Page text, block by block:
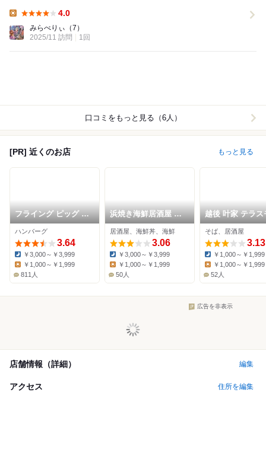
4.0
みらべりぃ （7）
2025/11 訪問
1回
口コミをもっと見る（6人）
[PR] 近くのお店 もっと見る
フライング ピッグ 松
戸本店
ハンバーグ
3.64
Dinner:
￥3,000～￥3,999
￥1,000～￥1,999
811人
浜焼き海鮮居酒屋 大
庄水産 新松戸西口店
居酒屋、海鮮丼、海鮮
3.06
Dinner:
￥3,000～￥3,999
Lunch:
￥1,000～￥1,999
50人
越後 叶家 テラス
ル松戸店
そば、居酒屋
3.13
Dinner:
￥1,000～￥1,999
Lunch:
￥1,000～￥1,999
52人
広告を非表示
店舗情報（詳細） 編集
アクセス 住所を編集